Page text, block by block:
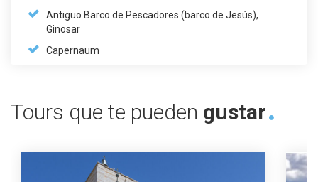
Antiguo Barco de Pescadores (barco de Jesús),
Ginosar
Capernaum
Tours que te pueden gustar